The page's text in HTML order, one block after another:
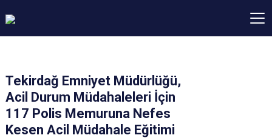
Tekirdağ Emniyet Müdürlüğü,
Acil Durum Müdahaleleri İçin
117 Polis Memuruna Nefes
Kesen Acil Müdahale Eğitimi